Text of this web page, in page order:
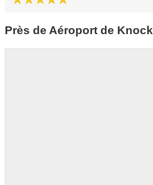
Près de Aéroport de Knock